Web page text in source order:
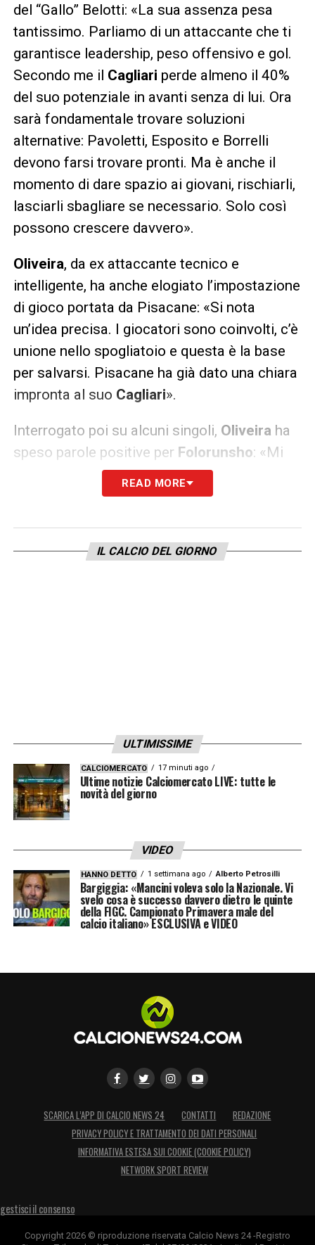
del “Gallo” Belotti: «La sua assenza pesa
tantissimo. Parliamo di un attaccante che ti
garantisce leadership, peso offensivo e gol.
Secondo me il Cagliari perde almeno il 40%
del suo potenziale in avanti senza di lui. Ora
sarà fondamentale trovare soluzioni
alternative: Pavoletti, Esposito e Borrelli
devono farsi trovare pronti. Ma è anche il
momento di dare spazio ai giovani, rischiarli,
lasciarli sbagliare se necessario. Solo così
possono crescere davvero».
Oliveira, da ex attaccante tecnico e
intelligente, ha anche elogiato l’impostazione
di gioco portata da Pisacane: «Si nota
un’idea precisa. I giocatori sono coinvolti, c’è
unione nello spogliatoio e questa è la base
per salvarsi. Pisacane ha già dato una chiara
impronta al suo Cagliari».
Interrogato poi su alcuni singoli, Oliveira ha
speso parole positive per Folorunsho: «Mi
piace molto. È un centrocampista forte, che
sta dimostrando il suo valore. Giocare nel
Infine, un passaggio sul campionato e sulle
dimostrando».
LA PLAYLIST DELLE NOSTRE TOP NEWS
READ MORE
IL CALCIO DEL GIORNO
ULTIMISSIME
CALCIOMERCATO 17 minuti ago
Ultime notizie Calciomercato LIVE: tutte le
novità del giorno
VIDEO
HANNO DETTO 1 settimana ago Alberto Petrosilli
Bargiggia: «Mancini voleva solo la Nazionale. Vi
svelo cosa è successo davvero dietro le quinte
della FIGC. Campionato Primavera male del
calcio italiano» ESCLUSIVA e VIDEO
SCARICA L’APP DI CALCIO NEWS 24 CONTATTI
REDAZIONE
PRIVACY POLICY E TRATTAMENTO DEI DATI PERSONALI
INFORMATIVA ESTESA SUI COOKIE (COOKIE POLICY)
NETWORK SPORT REVIEW
gestisci il consenso
Copyright 2026 © riproduzione riservata Calcio News 24 -Registro